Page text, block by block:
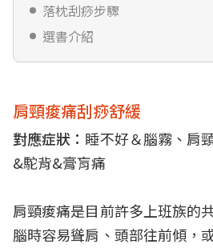
落枕刮痧步驟
選書介紹
肩頸痠痛刮痧舒緩
對應症狀： 睡不好＆腦霧、肩
&駝背&膏肓痛
肩頸痠痛是目前許多上班族的
腦時容易聳肩、頭部往前傾，